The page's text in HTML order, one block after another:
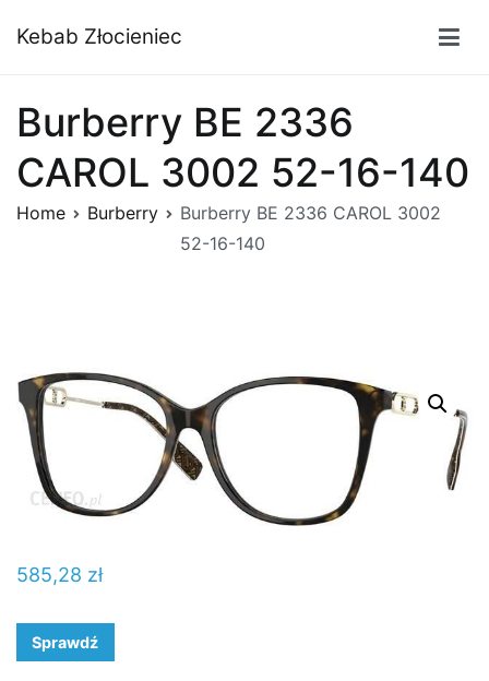
doKebab Złocieniec
Burberry BE 2336
CAROL 3002 52-16-140
Home Burberry
Burberry BE 2336 CAROL 3002
52-16-140
585,28 zł
Sprawdź